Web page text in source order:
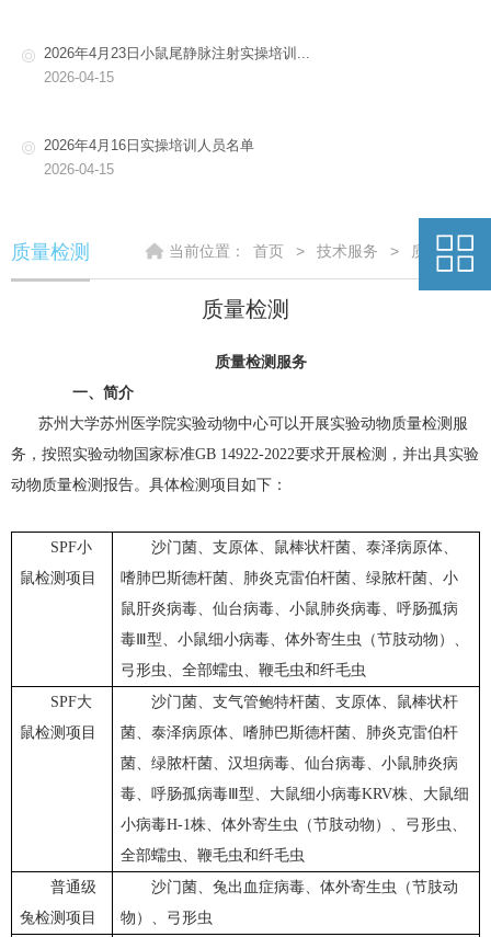
2026年4月23日小鼠尾静脉注射实操培训...
2026-04-15
2026年4月16日实操培训人员名单
2026-04-15
当前位置： 首页 > 技术服务 > 质量检测
质量检测
质量检测
质量检测服务
一、 简介
苏州大学苏州医学院实验动物中心可以开展实验动物质量检测服
务，按照实验动物国家标准GB 14922-2022要求开展检测，并出具实验
动物质量检测报告。具体检测项目如下：
SPF小
鼠检测项目
沙门菌、支原体、鼠棒状杆菌、泰泽病原体、
嗜肺巴斯德杆菌、肺炎克雷伯杆菌、绿脓杆菌、小
鼠肝炎病毒、仙台病毒、小鼠肺炎病毒、呼肠孤病
毒Ⅲ型、小鼠细小病毒、体外寄生虫（节肢动物）、
弓形虫、全部蠕虫、鞭毛虫和纤毛虫
SPF大
鼠检测项目
沙门菌、支气管鲍特杆菌、支原体、鼠棒状杆
菌、泰泽病原体、嗜肺巴斯德杆菌、肺炎克雷伯杆
菌、绿脓杆菌、汉坦病毒、仙台病毒、小鼠肺炎病
毒、呼肠孤病毒Ⅲ型、大鼠细小病毒KRV株、大鼠细
小病毒H-1株、体外寄生虫（节肢动物）、弓形虫、
全部蠕虫、鞭毛虫和纤毛虫
普通级
兔检测项目
沙门菌、兔出血症病毒、体外寄生虫（节肢动
物）、弓形虫